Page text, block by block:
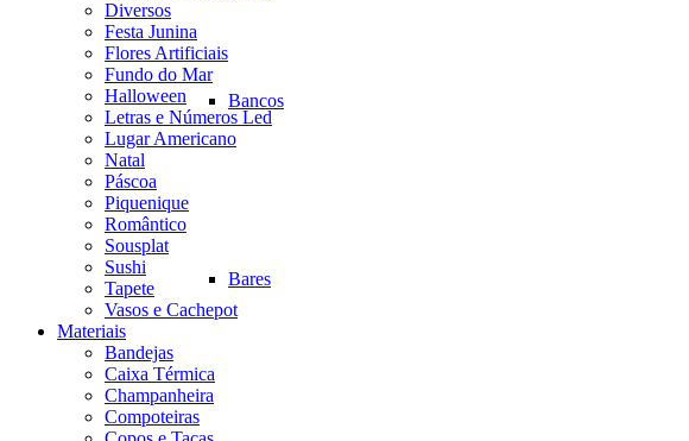
Bancos
Bares
Diversos
Festa Junina
Flores Artificiais
Fundo do Mar
Halloween
Letras e Números Led
Lugar Americano
Natal
Páscoa
Piquenique
Romântico
Sousplat
Sushi
Tapete
Vasos e Cachepot
Materiais
Bandejas
Caixa Térmica
Champanheira
Compoteiras